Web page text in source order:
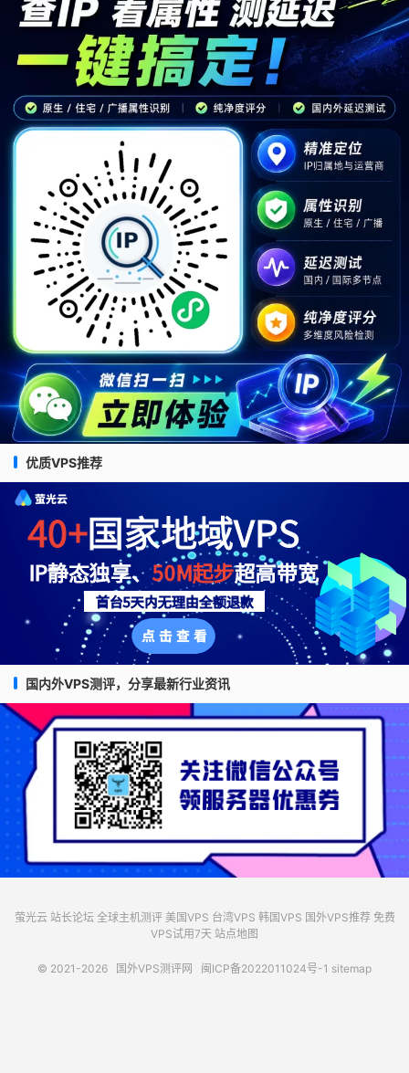
优质VPS推荐
国内外VPS测评，分享最新行业资讯
萤光云 站长论坛 全球主机测评 美国VPS 台湾VPS 韩国VPS 国外VPS推荐 免费
VPS试用7天 站点地图
© 2021-2026 国外VPS测评网 闽ICP备2022011024号-1 sitemap